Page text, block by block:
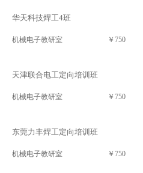
华天科技焊工4班
机械电子教研室 ￥750
天津联合电工定向培训班
机械电子教研室 ￥750
东莞力丰焊工定向培训班
机械电子教研室 ￥750